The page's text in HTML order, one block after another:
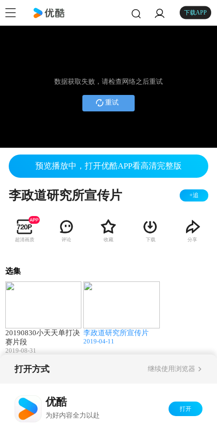
下载APP
数据获取失败，请检查网络之后重试
重试
预览播放中，打开优酷APP看高清完整版
李政道研究所宣传片 +追
超清画质 评论 收藏 下载 分享
选集
20190830小天天单打决
赛片段
2019-08-31
李政道研究所宣传片
2019-04-11
打开方式 继续使用浏览器
优酷
为好内容全力以赴
打开